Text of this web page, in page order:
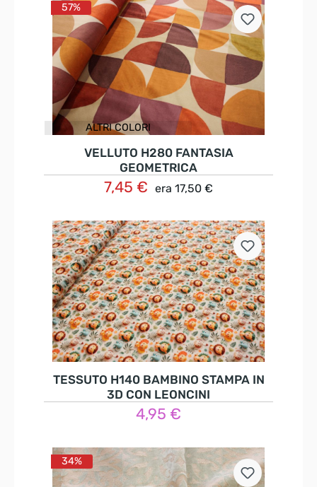
ALTRI COLORI
57%
VELLUTO H280 FANTASIA
GEOMETRICA
7,45 € era 17,50 €
Dettagli
TESSUTO H140 BAMBINO STAMPA IN
3D CON LEONCINI
4,95 €
Nel carrello
34%